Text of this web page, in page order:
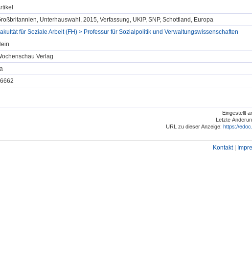
Unterhauswahl, 2015, Verfassung, UKIP, SNP, Schottland, Europa
für Soziale Arbeit (FH) > Professur für Sozialpolitik und Verwaltungswissenschaften
Verlag
Eingestellt
Letzte
URL zu dieser Anzeige: https://
Kontakt|